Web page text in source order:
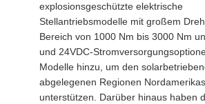
SITEMAP
PRIVACY
POLICY
explosionsgeschützte elektrische
Stellantriebsmodelle mit großem
Bereich von 1000 Nm bis 3000 Nm
und 24VDC-
Modelle hinzu, um den
abgelegenen Regionen
unterstützen. Darüber hinaus haben